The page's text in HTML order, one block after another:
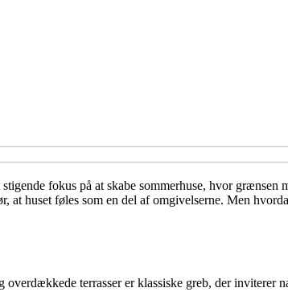
fokus på at skabe sommerhuse, hvor grænsen
at huset føles som en del af omgivelserne. Men
terrasser er klassiske greb, der inviterer